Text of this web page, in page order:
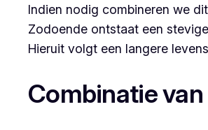
Indien nodig combineren we
Zodoende ontstaat een
Hieruit volgt een langere
Combinatie